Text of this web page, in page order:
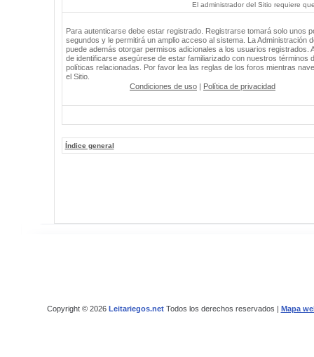
El administrador del Sitio requiere
Para autenticarse debe estar registrado. Registrarse tomará solo unos
segundos y le permitirá un amplio acceso al sistema. La Administración
puede además otorgar permisos adicionales a los usuarios registrados.
de identificarse asegúrese de estar familiarizado con nuestros términos
políticas relacionadas. Por favor lea las reglas de los foros mientras
el Sitio.
Condiciones de uso | Política de privacidad
Índice general
Copyright © 2026 Leitariegos.netTodos los derechos reservados | Mapa